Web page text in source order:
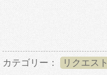
カテゴリー： リクエスト